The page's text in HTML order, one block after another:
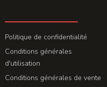
Politique de confidentialité
Conditions générales
d'utilisation
Conditions générales de vente